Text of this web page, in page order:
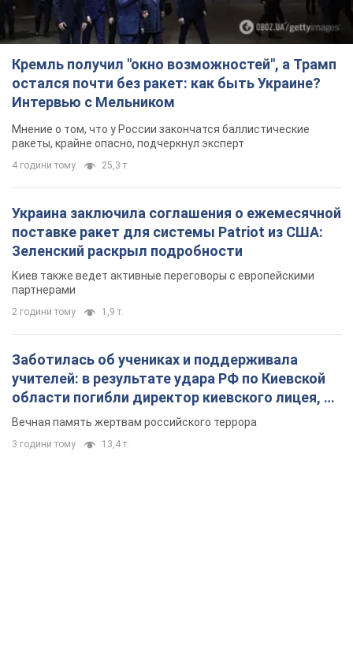
Кремль получил "окно возможностей", а Трамп
остался почти без ракет: как быть Украине?
Интервью с Мельником
Мнение о том, что у России закончатся баллистические
ракеты, крайне опасно, подчеркнул эксперт
4 години тому 25,3 т.
Украина заключила соглашения о ежемесячной
поставке ракет для системы Patriot из США:
Зеленский раскрыл подробности
Киев также ведет активные переговоры с европейскими
партнерами
2 години тому 1,9 т.
Заботилась об учениках и поддерживала
учителей: в результате удара РФ по Киевской
области погибли директор киевского лицея, её
муж и внук
Вечная память жертвам российского террора
3 години тому 13,4 т.